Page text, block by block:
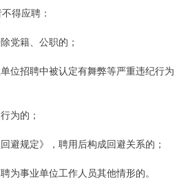
得应聘：
党籍、公职的；
位招聘中被认定有舞弊等严重违纪行为
为的；
避规定》，聘用后构成回避关系的；
为事业单位工作人员其他情形的。